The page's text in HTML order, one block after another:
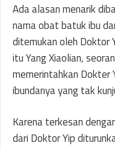
Ada alasan menarik
nama obat batuk ibu
ditemukan oleh Doktor
itu Yang Xiaolian,
memerintahkan Dokter
ibundanya yang tak
Karena terkesan
dari Doktor Yip